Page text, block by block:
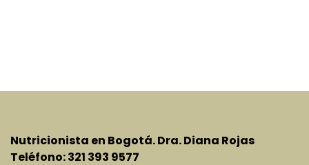
Nutricionista en Bogotá. Dra. Diana Rojas
Teléfono: 321 393 9577